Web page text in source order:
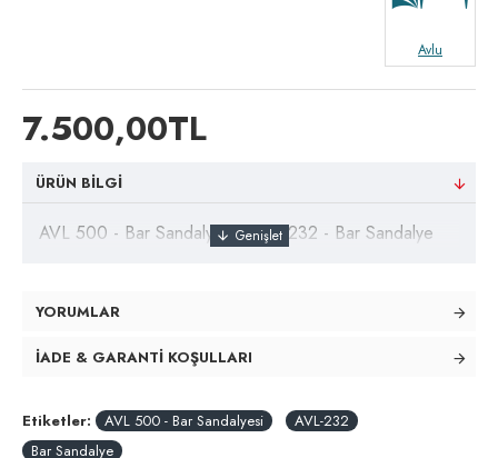
7.500,00TL
Avlu
ÜRÜN BILGI
AVL 500 - Bar Sandalyesi - AVL-232 - Bar Sandalye
YORUMLAR
İADE & GARANTI KOŞULLARI
Etiketler: AVL 500 - Bar Sandalyesi
AVL-232
Bar Sandalye